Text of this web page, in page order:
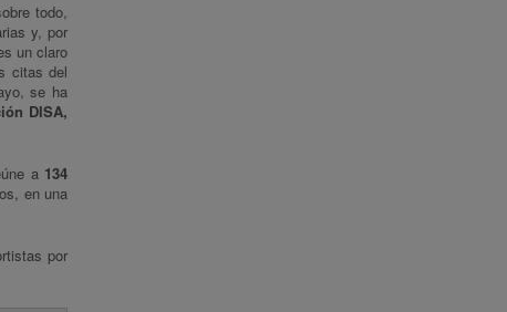
todo,
y, por
un claro
citas del
se ha
DISA,
a 134
en una
por